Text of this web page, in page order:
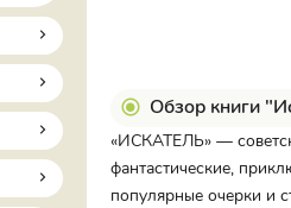
Обзор книги
«ИСКАТЕЛЬ» —
фантастические,
популярные очерки и